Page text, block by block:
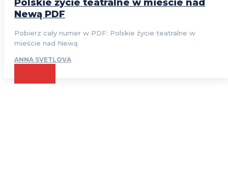
Polskie życie teatralne w mieście nad
Newą PDF
Pobierz cały numer w PDF: Polskie życie teatralne w
mieście nad Newą
ANNA SVETLOVA